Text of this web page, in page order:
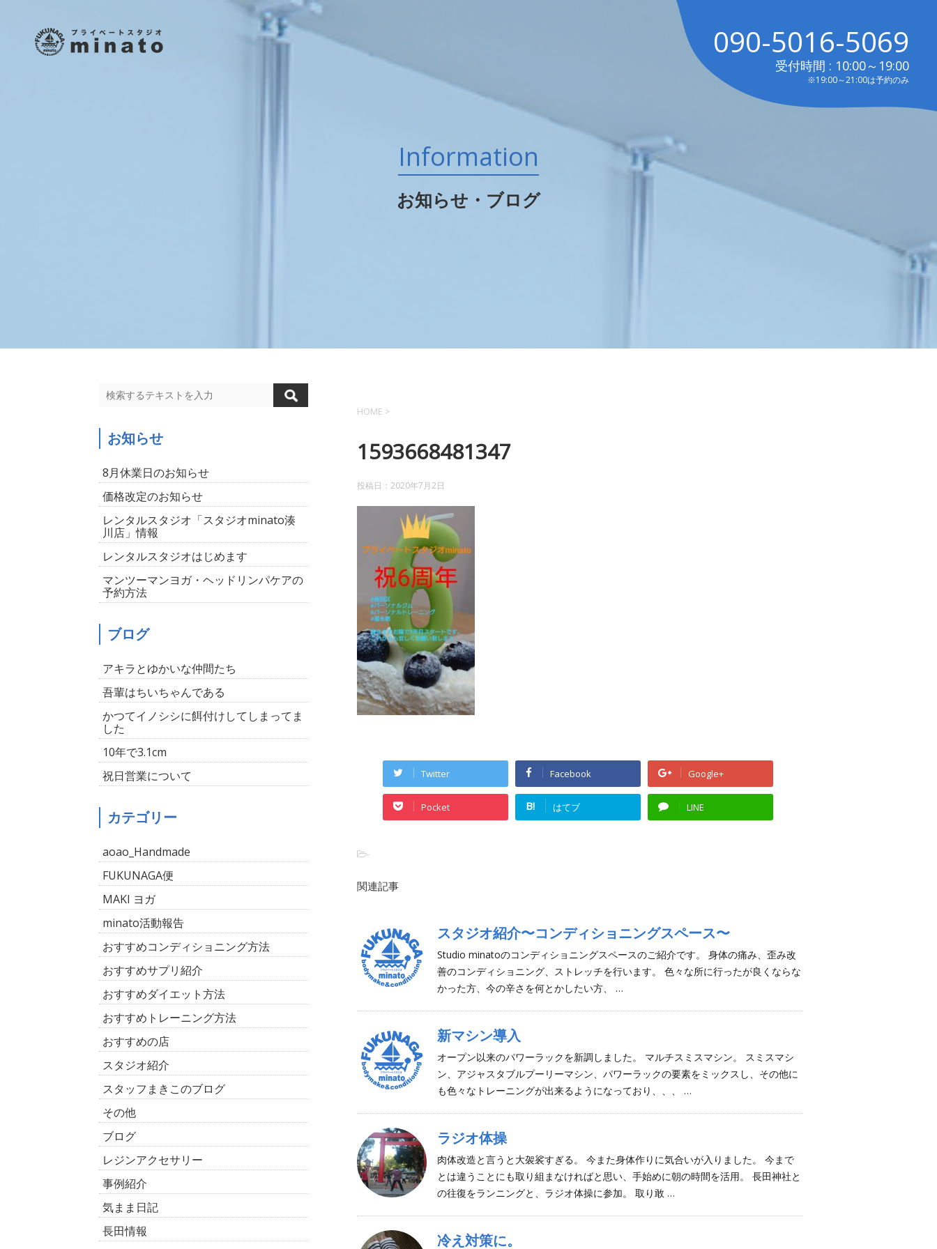
Information
お知らせ・ブログ
090-5016-5069
受付時間 : 10:00～19:00
※19:00～21:00は予約のみ
HOME >
1593668481347
投稿日： 2020年7月2日
Twitter Facebook Google+
Pocket B! はてブ LINE
-
関連記事
スタジオ紹介〜コンディショニングスペース〜
Studio minatoのコンディショニングスペースのご紹介です。 身体の痛み、歪み改
善のコンディショニング、ストレッチを行います。 色々な所に行ったが良くならな
かった方、今の辛さを何とかしたい方、 …
新マシン導入
オープン以来のパワーラックを新調しました。 マルチスミスマシン。 スミスマシ
ン、アジャスタブルプーリーマシン、パワーラックの要素をミックスし、その他に
も色々なトレーニングが出来るようになっており、、、 …
ラジオ体操
肉体改造と言うと大袈裟すぎる。 今また身体作りに気合いが入りました。 今まで
とは違うことにも取り組まなければと思い、手始めに朝の時間を活用。 長田神社と
の往復をランニングと、ラジオ体操に参加。 取り敢 …
冷え対策に。
お知らせ
8月休業日のお知らせ
価格改定のお知らせ
レンタルスタジオ「スタジオminato湊
川店」情報
レンタルスタジオはじめます
マンツーマンヨガ・ヘッドリンパケアの
予約方法
ブログ
アキラとゆかいな仲間たち
吾輩はちいちゃんである
かつてイノシシに餌付けしてしまってま
した
10年で3.1cm
祝日営業について
カテゴリー
aoao_Handmade
FUKUNAGA便
MAKI ヨガ
minato活動報告
おすすめコンディショニング方法
おすすめサプリ紹介
おすすめダイエット方法
おすすめトレーニング方法
おすすめの店
スタジオ紹介
スタッフまきこのブログ
その他
ブログ
レジンアクセサリー
事例紹介
気まま日記
長田情報